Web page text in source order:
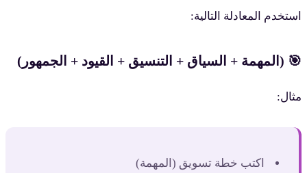
المعادلة التالية:
(المهمة + السياق + التنسيق + القيود + الجمهور)
اكتب خطة تسويق (المهمة)